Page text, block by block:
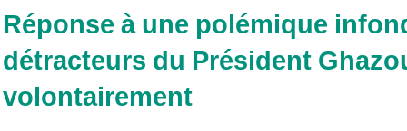
Réponse à une polémique
détracteurs du Président
volontairement